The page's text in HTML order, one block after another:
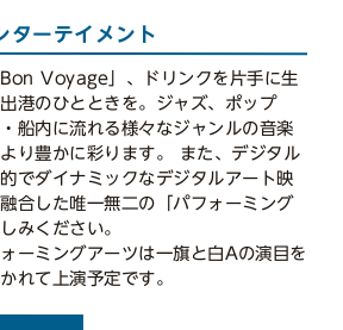
ターテイメント
Voyage」、ドリンクを片手に生
港のひとときを。ジャズ、ポップ
船内に流れる様々なジャンルの音楽
り豊かに彩ります。 また、デジタル
でダイナミックなデジタルアート映
合した唯一無二の「パフォーミング
みください。
ーミングアーツは一旗と白Aの演目を
れて上演予定です。